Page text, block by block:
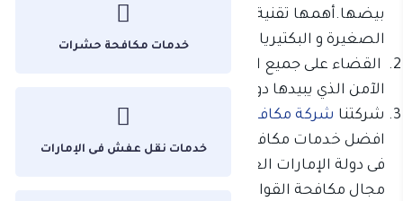
بيضها.أهمها تقنية البخار التى تزيل كافة الحشرات
الصغيرة و البكتيريا من المفروشات.
القضاء على جميع الحشرات بإستخدام المصل الألماني
الآمن الذي يبيدها دون اى ضرر للافراد.
شركتنا شركة مكافحة حشرات فى الشارقة
افضل خدمات مكافحة القوارض نهائيا فى إمارة الشارقة
فى دولة الإمارات العربية المتحدة.لانها خبرة طويلة فى
مجال مكافحة القوارض خلال احدث معدات و بطرق
خدمات مكافحة حشرات
خدمات نقل عفش فى الإمارات